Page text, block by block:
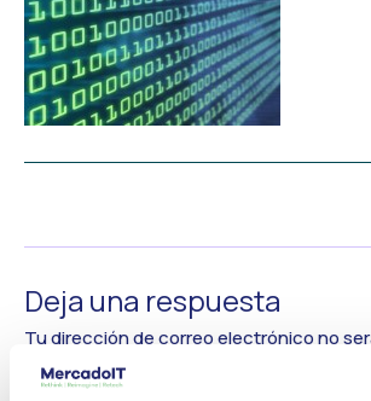
Deja una respuesta
Tu dirección de correo electrónico no
campos obligatorios están marcados con